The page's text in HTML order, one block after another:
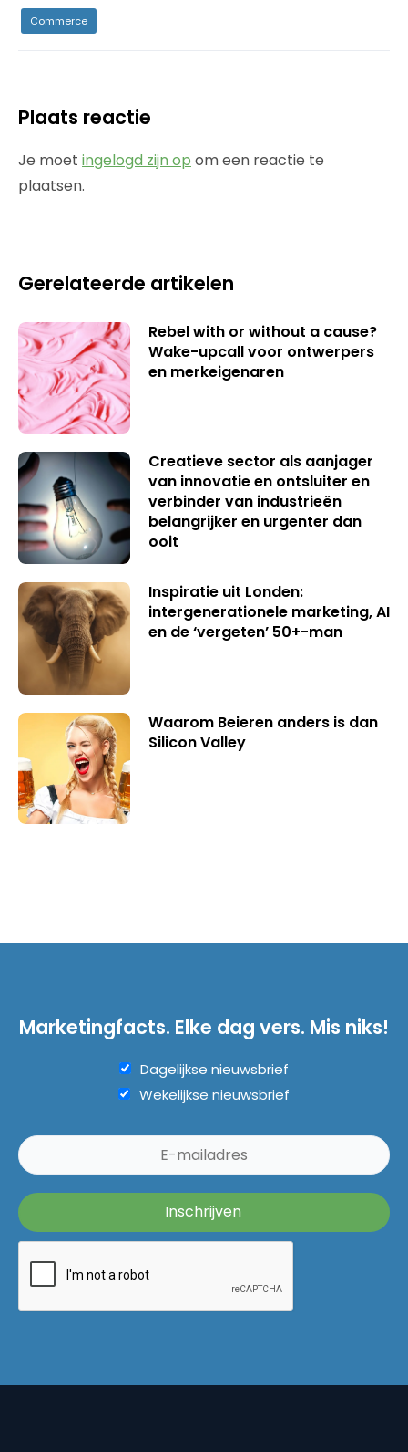
Commerce
Plaats reactie
Je moet ingelogd zijn op om een reactie te
plaatsen.
Gerelateerde artikelen
Rebel with or without a cause?
Wake-upcall voor ontwerpers
en merkeigenaren
Creatieve sector als aanjager
van innovatie en ontsluiter en
verbinder van industrieën
belangrijker en urgenter dan
ooit
Inspiratie uit Londen:
intergenerationele marketing, AI
en de ‘vergeten’ 50+-man
Waarom Beieren anders is dan
Silicon Valley
Marketingfacts. Elke dag vers. Mis niks!
Dagelijkse nieuwsbrief
Wekelijkse nieuwsbrief